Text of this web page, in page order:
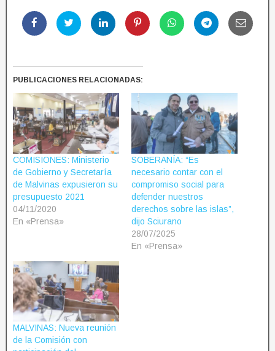
PUBLICACIONES RELACIONADAS:
COMISIONES: Ministerio
de Gobierno y Secretaría
de Malvinas expusieron su
presupuesto 2021
04/11/2020
En «Prensa»
SOBERANÍA: “Es
necesario contar con el
compromiso social para
defender nuestros
derechos sobre las islas”,
dijo Sciurano
28/07/2025
En «Prensa»
MALVINAS: Nueva reunión
de la Comisión con